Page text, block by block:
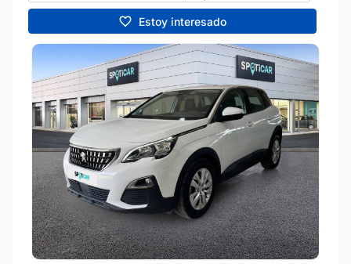
Estoy interesado